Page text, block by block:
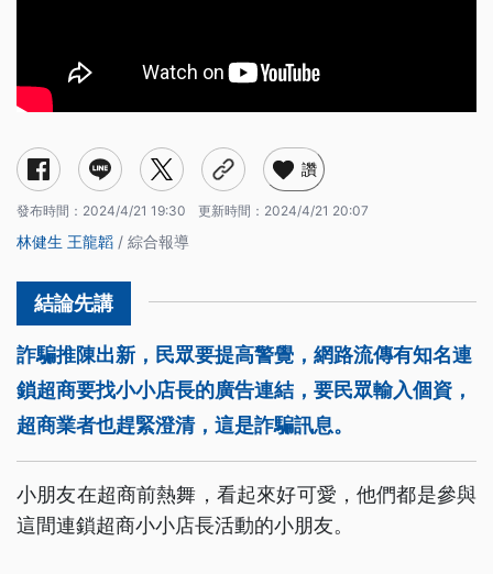
讚
發布時間： 2024/4/21 19:30 更新時間： 2024/4/21 20:07
林健生 王龍韜 / 綜合報導
詐騙推陳出新，民眾要提高警覺，網路流傳有知名連
鎖超商要找小小店長的廣告連結，要民眾輸入個資，
超商業者也趕緊澄清，這是詐騙訊息。
小朋友在超商前熱舞，看起來好可愛，他們都是參與
這間連鎖超商小小店長活動的小朋友。